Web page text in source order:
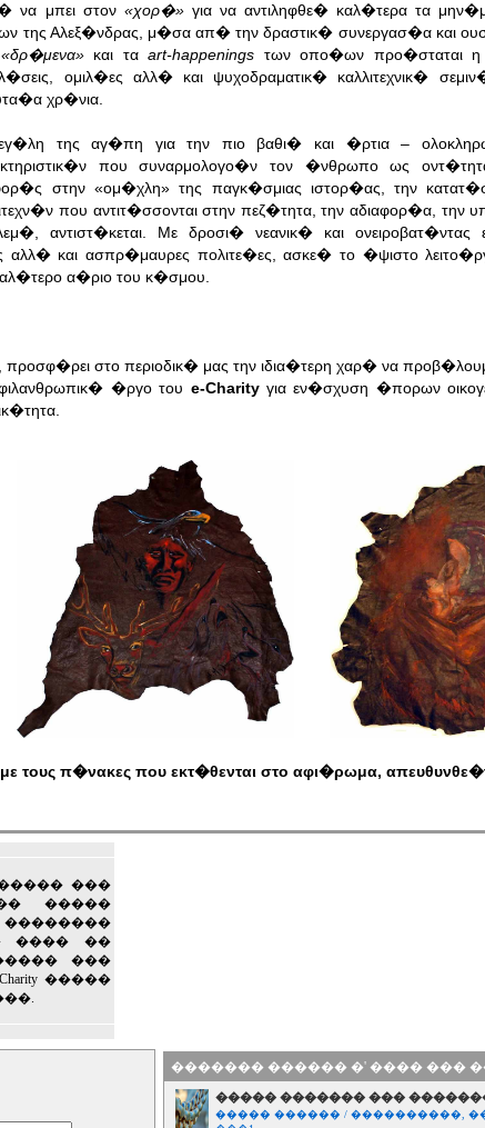
να μπει στον «χορ�»για να αντιληφθε� καλ�τερα τα
της Αλεξ�νδρας, μ�σα απ� την δραστικ� συνεργασ�α και
«δρ�μενα»και ταart-happenings των οπο�ων προ�σταται
ομιλ�ες αλλ� και ψυχοδραματικ� καλλιτεχνικ�
χρ�νια.
της αγ�πη για την πιο βαθι� και �ρτια –
που συναρμολογο�ν τον �νθρωπο ως
στην «ομ�χλη» της παγκ�σμιας ιστορ�ας, την
που αντιτ�σσονται στην πεζ�τητα, την αδιαφορ�α,
αντιστ�κεται. Με δροσι� νεανικ� και
και ασπρ�μαυρες πολιτε�ες, ασκε� το �ψιστο
α�ριο του κ�σμου.
στο περιοδικ� μας την ιδια�τερη χαρ� να
�ργο του e-Charityγια εν�σχυση �πορων
τους π�νακες που εκτ�θενται στο αφι�ρωμα,
���
�����
���� ��
���
�����
������� ������ �' ���� ���
����� ������� ���
����� ������ / ����������,